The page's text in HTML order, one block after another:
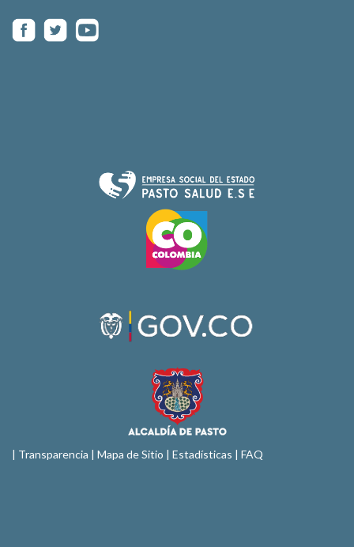
| Transparencia | Mapa de Sitio | Estadísticas | FAQ